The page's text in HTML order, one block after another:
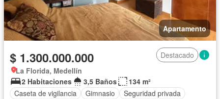
Apartamento
$ 1.300.000.000
Destacado
La Florida, Medellín
2 Habitaciones
3,5 Baños
134 m²
Caseta de vigilancia
Gimnasio Seguridad privada